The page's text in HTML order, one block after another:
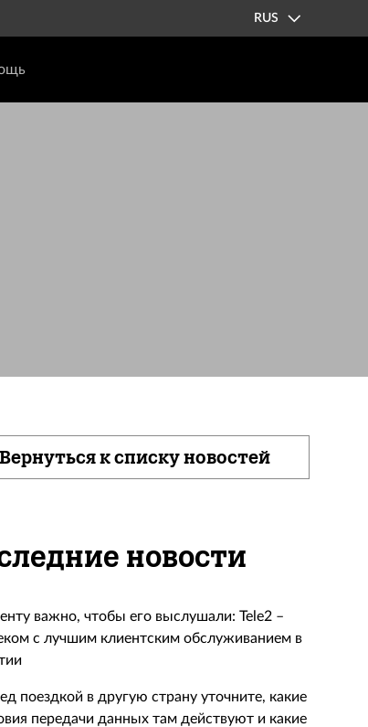
RUS
Вернуться к списку новостей
новости
важно, чтобы его выслушали: Tele2 –
с лучшим клиентским обслуживанием в
поездкой в другую страну уточните, какие
передачи данных там действуют и какие